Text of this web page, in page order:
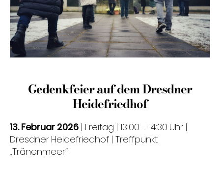
Gedenkfeier auf dem Dresdner
Heidefriedhof
13. Februar 2026 | Freitag | 13:00 – 14:30 Uhr |
Dresdner Heidefriedhof | Treffpunkt
„Tränenmeer“